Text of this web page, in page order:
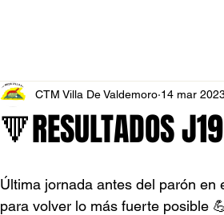
🔻RESULTADOS
CTM Villa De Valdemoro 14 mar
Última jornada antes del parón
para volver lo más fuerte posible